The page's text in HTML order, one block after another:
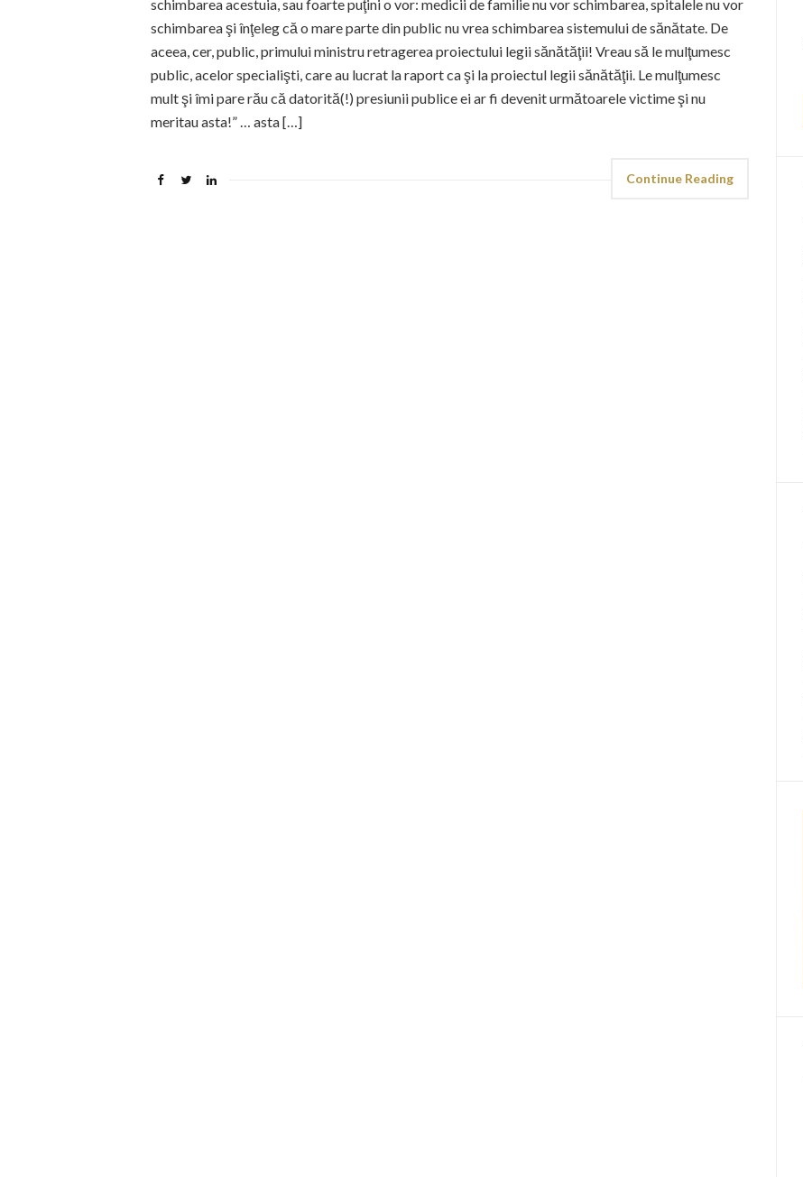
schimbarea acestuia, sau foarte puţini o vor: medicii de familie nu vor schimbarea, spitalele nu vor
schimbarea şi înţeleg că o mare parte din public nu vrea schimbarea sistemului de sănătate. De
aceea, cer, public, primului ministru retragerea proiectului legii sănătăţii! Vreau să le mulţumesc
public, acelor specialişti, care au lucrat la raport ca şi la proiectul legii sănătăţii. Le mulţumesc
mult şi îmi pare rău că datorită(!) presiunii publice ei ar fi devenit următoarele victime şi nu
meritau asta!” … asta […]
Continue Reading